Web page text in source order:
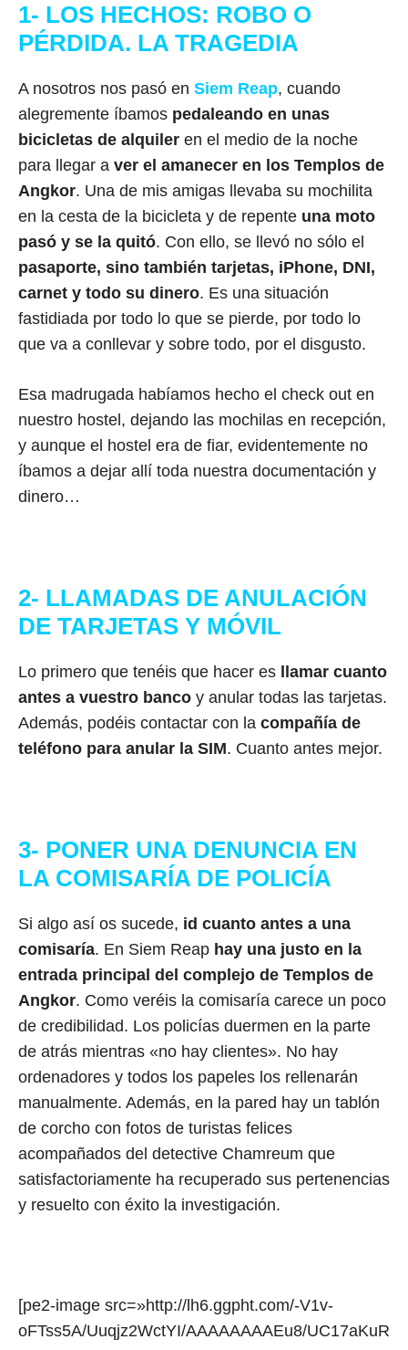
1- LOS HECHOS: ROBO O
PÉRDIDA. LA TRAGEDIA
A nosotros nos pasó en Siem Reap, cuando
alegremente íbamos pedaleando en unas
bicicletas de alquiler en el medio de la noche
para llegar a ver el amanecer en los Templos de
Angkor. Una de mis amigas llevaba su mochilita
en la cesta de la bicicleta y de repente una moto
pasó y se la quitó. Con ello, se llevó no sólo el
pasaporte, sino también tarjetas, iPhone, DNI,
carnet y todo su dinero. Es una situación
fastidiada por todo lo que se pierde, por todo lo
que va a conllevar y sobre todo, por el disgusto.
Esa madrugada habíamos hecho el check out en
nuestro hostel, dejando las mochilas en recepción,
y aunque el hostel era de fiar, evidentemente no
íbamos a dejar allí toda nuestra documentación y
dinero…
2- LLAMADAS DE ANULACIÓN
DE TARJETAS Y MÓVIL
Lo primero que tenéis que hacer es
llamar cuanto
antes a vuestro banco y anular todas las tarjetas.
Además, podéis contactar con la compañía de
teléfono para anular la SIM. Cuanto antes mejor.
3- PONER UNA DENUNCIA EN
LA COMISARÍA DE POLICÍA
Si algo así os sucede, id cuanto antes a una
comisaría. En Siem Reap hay una justo en la
entrada principal del complejo de Templos de
Angkor. Como veréis la comisaría carece un poco
de credibilidad. Los policías duermen en la parte
de atrás mientras «no hay clientes». No hay
ordenadores y todos los papeles los rellenarán
manualmente. Además, en la pared hay un tablón
de corcho con fotos de turistas felices
acompañados del detective Chamreum que
satisfactoriamente ha recuperado sus pertenencias
y resuelto con éxito la investigación.
[pe2-image src=»http://lh6.ggpht.com/-V1v-
oFTss5A/Uuqjz2WctYI/AAAAAAAAEu8/UC17aKuR